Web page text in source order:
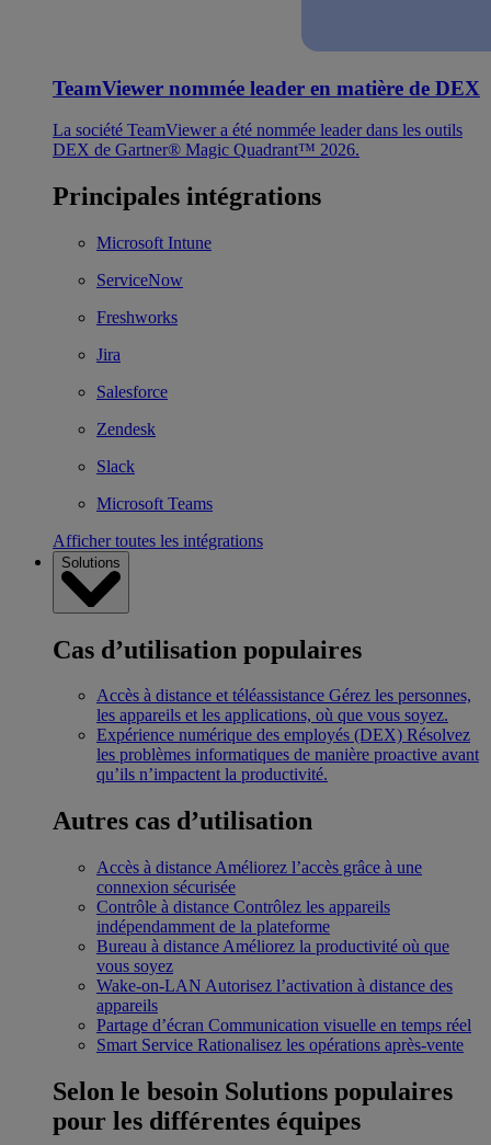
TeamViewer nommée leader en matière de DEX
La société TeamViewer a été nommée leader dans les outils
DEX de Gartner® Magic Quadrant™ 2026.
Principales intégrations
Microsoft Intune
ServiceNow
Freshworks
Jira
Salesforce
Zendesk
Slack
Microsoft Teams
Afficher toutes les intégrations
Solutions
Cas d’utilisation populaires
Accès à distance et téléassistance Gérez les personnes,
les appareils et les applications, où que vous soyez.
Expérience numérique des employés (DEX) Résolvez
les problèmes informatiques de manière proactive avant
qu’ils n’impactent la productivité.
Autres cas d’utilisation
Accès à distance Améliorez l’accès grâce à une
connexion sécurisée
Contrôle à distance Contrôlez les appareils
indépendamment de la plateforme
Bureau à distance Améliorez la productivité où que
vous soyez
Wake-on-LAN Autorisez l’activation à distance des
appareils
Partage d’écran Communication visuelle en temps réel
Smart Service Rationalisez les opérations après-vente
Selon le besoin Solutions populaires
pour les différentes équipes